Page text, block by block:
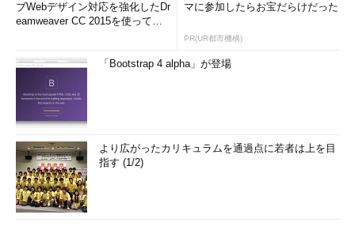
ブWebデザイン対応を強化したDr
eamweaver CC 2015を使って
マに参加したらお宝だらけだった
PR(UR都市機構)
「Bootstrap 4 alpha」が登場
より広がったカリキュラムを通過点に若者は上を目
指す (1/2)